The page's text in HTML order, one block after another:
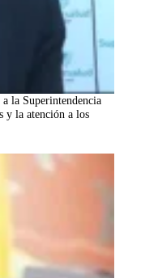
la Superintendencia
y la atención a los